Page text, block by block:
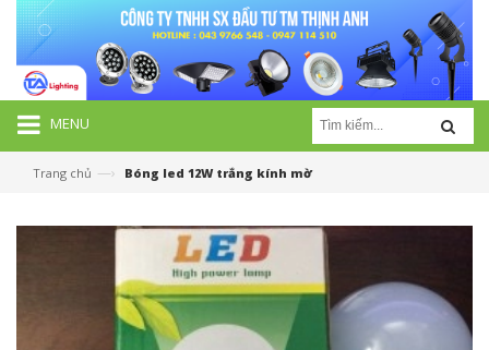
MENU
Trang chủ —› Bóng led 12W trắng kính mờ